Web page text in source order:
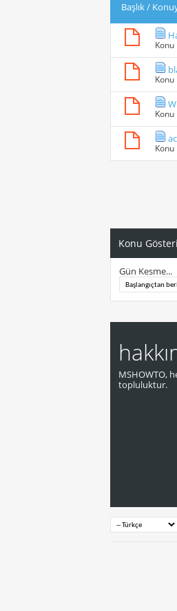
Başlık/
Konu
Gün Kesme...
MSHOWTO,
topluluktur.